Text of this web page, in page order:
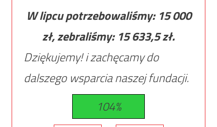
W lipcu potrzebowaliśmy: 15 000
zł, zebraliśmy: 15 633,5zł.
Dziękujemy! i zachęcamy do
dalszego wsparcia naszej fundacji.
104%